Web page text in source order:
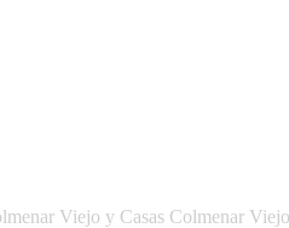
Viejo y Casas Colmenar Viejo